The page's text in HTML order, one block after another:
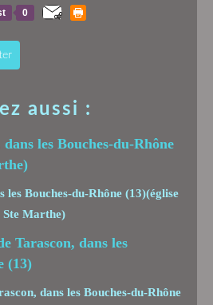
0
aussi :
les Bouches-du-Rhône (13)(église
Ste Marthe)
dans les Bouches-du-Rhône